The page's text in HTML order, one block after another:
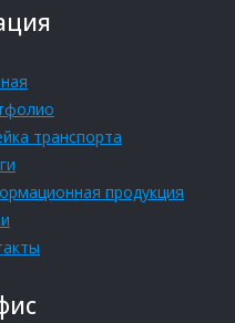
транспорта
продукция